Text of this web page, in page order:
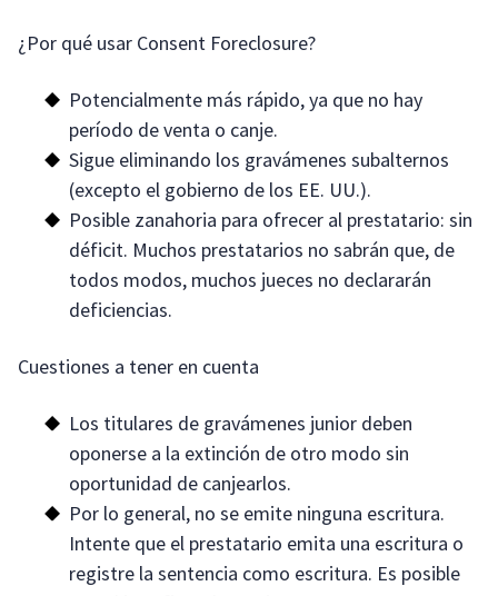
¿Por qué usar Consent Foreclosure?
Potencialmente más rápido, ya que no hay
período de venta o canje.
Sigue eliminando los gravámenes subalternos
(excepto el gobierno de los EE. UU.).
Posible zanahoria para ofrecer al prestatario: sin
déficit. Muchos prestatarios no sabrán que, de
todos modos, muchos jueces no declararán
deficiencias.
Cuestiones a tener en cuenta
Los titulares de gravámenes junior deben
oponerse a la extinción de otro modo sin
oportunidad de canjearlos.
Por lo general, no se emite ninguna escritura.
Intente que el prestatario emita una escritura o
registre la sentencia como escritura. Es posible